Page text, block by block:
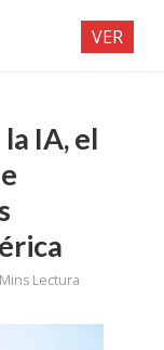
la IA, el
Lectura
VER